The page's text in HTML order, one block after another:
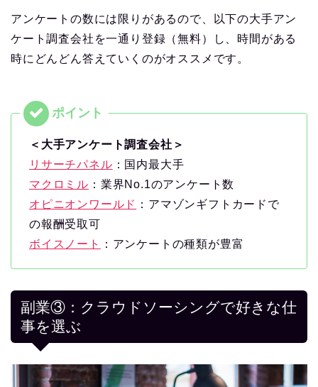
アンケートの数には限りがあるので、以下の大手アン
ケート調査会社を一通り登録（無料）し、時間がある
時にどんどん答えていくのがオススメです。
＜大手アンケート調査会社＞
リサーチパネル ：国内最大手
マクロミル ：業界No.1のアンケート数
オピニオンワールド ：アマゾンギフトカードで
の報酬受取可
ボイスノート
：アンケートの種類が豊富
副業③：クラウドソーシングで好きな仕
事を選ぶ